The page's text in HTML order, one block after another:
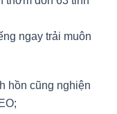
ngay trải muôn
hồn cũng nghiện